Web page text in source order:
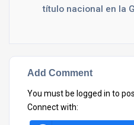
título nacional en la
Add Comment
You must be logged in to
Connect with: